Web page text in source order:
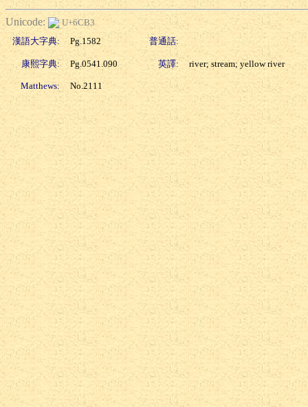
Unicode:
U+6CB3
漢語大字典:
Pg.1582 普通話:
康熙字典: Pg.0541.090 英譯: river; stream; yellow river
Matthews: No.2111